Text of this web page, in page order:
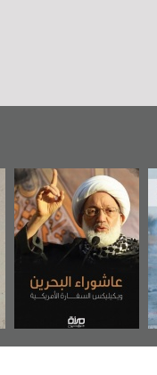
شهداء وطن